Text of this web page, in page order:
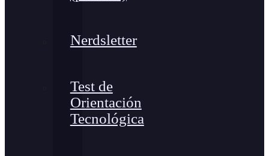
Nerdsletter
Test de
Orientación
Tecnológica